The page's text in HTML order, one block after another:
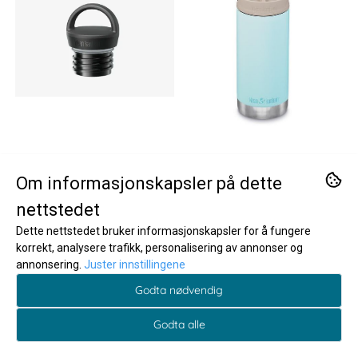
Classic Arch Loop Cap
Klean Kanteen
TKWide 355 ml
termokopp Blue Tint /
Om informasjonskapsler på dette
nettstedet
Dette nettstedet bruker informasjonskapsler for å fungere
korrekt, analysere trafikk, personalisering av annonser og
annonsering. Juster innstillingene
Godta nødvendig
Godta alle